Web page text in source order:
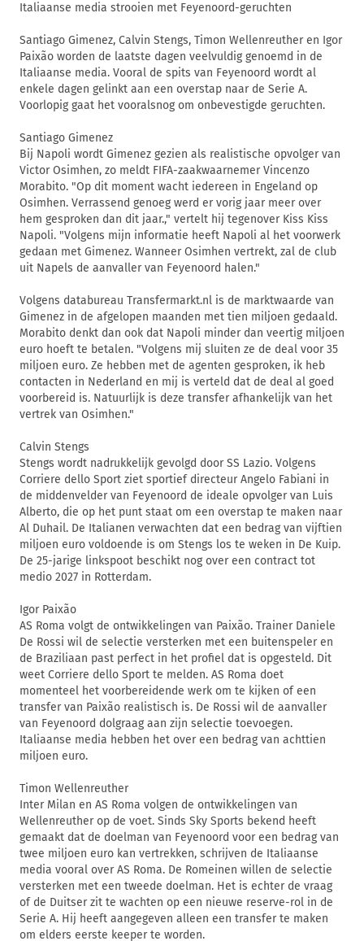
Italiaanse media strooien met Feyenoord-geruchten
Santiago Gimenez, Calvin Stengs, Timon Wellenreuther en Igor
Paixão worden de laatste dagen veelvuldig genoemd in de
Italiaanse media. Vooral de spits van Feyenoord wordt al
enkele dagen gelinkt aan een overstap naar de Serie A.
Voorlopig gaat het vooralsnog om onbevestigde geruchten.
Santiago Gimenez
Bij Napoli wordt Gimenez gezien als realistische opvolger van
Victor Osimhen, zo meldt FIFA-zaakwaarnemer Vincenzo
Morabito. "Op dit moment wacht iedereen in Engeland op
Osimhen. Verrassend genoeg werd er vorig jaar meer over
hem gesproken dan dit jaar.," vertelt hij tegenover Kiss Kiss
Napoli. "Volgens mijn informatie heeft Napoli al het voorwerk
gedaan met Gimenez. Wanneer Osimhen vertrekt, zal de club
uit Napels de aanvaller van Feyenoord halen."
Volgens databureau Transfermarkt.nl is de marktwaarde van
Gimenez in de afgelopen maanden met tien miljoen gedaald.
Morabito denkt dan ook dat Napoli minder dan veertig miljoen
euro hoeft te betalen. "Volgens mij sluiten ze de deal voor 35
miljoen euro. Ze hebben met de agenten gesproken, ik heb
contacten in Nederland en mij is verteld dat de deal al goed
voorbereid is. Natuurlijk is deze transfer afhankelijk van het
vertrek van Osimhen."
Calvin Stengs
Stengs wordt nadrukkelijk gevolgd door SS Lazio. Volgens
Corriere dello Sport ziet sportief directeur Angelo Fabiani in
de middenvelder van Feyenoord de ideale opvolger van Luis
Alberto, die op het punt staat om een overstap te maken naar
Al Duhail. De Italianen verwachten dat een bedrag van vijftien
miljoen euro voldoende is om Stengs los te weken in De Kuip.
De 25-jarige linkspoot beschikt nog over een contract tot
medio 2027 in Rotterdam.
Igor Paixão
AS Roma volgt de ontwikkelingen van Paixão. Trainer Daniele
De Rossi wil de selectie versterken met een buitenspeler en
de Braziliaan past perfect in het profiel dat is opgesteld. Dit
weet Corriere dello Sport te melden. AS Roma doet
momenteel het voorbereidende werk om te kijken of een
transfer van Paixão realistisch is. De Rossi wil de aanvaller
van Feyenoord dolgraag aan zijn selectie toevoegen.
Italiaanse media hebben het over een bedrag van achttien
miljoen euro.
Timon Wellenreuther
Inter Milan en AS Roma volgen de ontwikkelingen van
Wellenreuther op de voet. Sinds Sky Sports bekend heeft
gemaakt dat de doelman van Feyenoord voor een bedrag van
twee miljoen euro kan vertrekken, schrijven de Italiaanse
media vooral over AS Roma. De Romeinen willen de selectie
versterken met een tweede doelman. Het is echter de vraag
of de Duitser zit te wachten op een nieuwe reserve-rol in de
Serie A. Hij heeft aangegeven alleen een transfer te maken
om elders eerste keeper te worden.